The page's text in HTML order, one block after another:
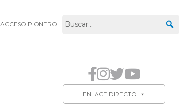
ACCESO PIONERO
ENLACE DIRECTO